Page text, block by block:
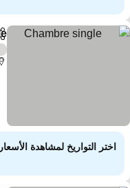
اختر التواريخ لمشاهدة